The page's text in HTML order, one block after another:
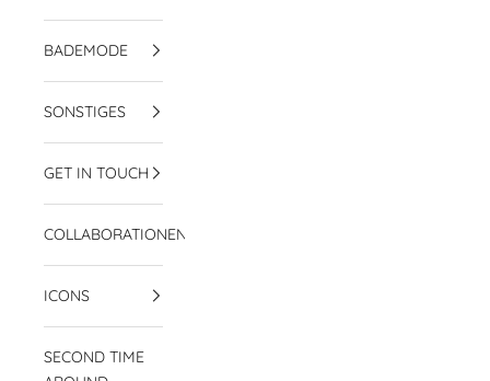
BADEMODE
SONSTIGES
GET IN TOUCH
COLLABORATIONEN
ICONS
SECOND TIME